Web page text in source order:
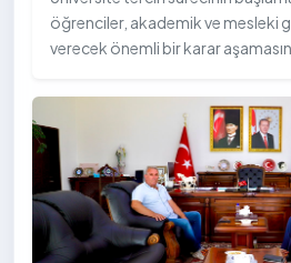
öğrenciler, akademik ve mesleki
verecek önemli bir karar
yaklaşımı ve sunduğu akademik
dönemindeki adaylarla
kapsamda Üniversitemiz Rektörü
Emiroğlu, moderatörlüğünü
TV'de canlı yayımlanan "Eğitim
konuk olarak üniversitemizin
modeli, kalite çalışmaları ve